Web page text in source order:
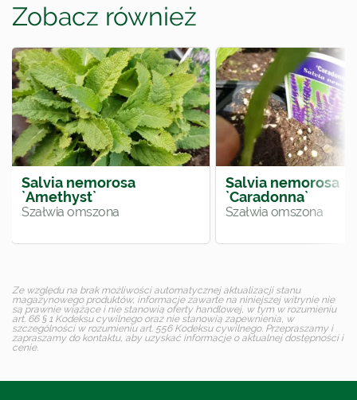
Zobacz również
Salvia nemorosa
`Amethyst`
Szałwia omszona
Salvia nemorosa
`Caradonna`
Szałwia omszona
Ze względu na brak możliwości automatycznej aktualizacji stanu
magazynowego produktów, informacje zawarte na niniejszej witrynie nie
są prawnie wiążące i nie stanowią oferty handlowej, w tym w rozumieniu
art. 66 § 1 Kodeksu cywilnego oraz nie stanowią zapewnienia, w
szczególności w rozumieniu art. 556 Kodeksu cywilnego. Przepraszamy i
zapraszamy do kontaktu, aby uzyskać informacje o aktualnej dostępności i
cenie.